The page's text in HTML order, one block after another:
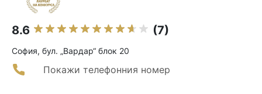
8.6 (7)
София, бул. „Вардар“ блок 20
Покажи телефонния номер